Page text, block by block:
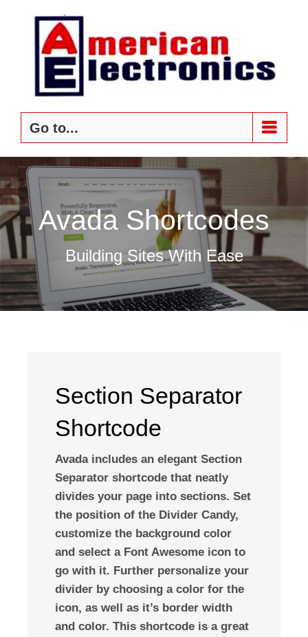
Go to...
Avada Shortcodes
Building Sites With Ease
Section Separator
Shortcode
Avada includes an elegant Section
Separator shortcode that neatly
divides your page into sections. Set
the position of the Divider Candy,
customize the background color
and select a Font Awesome icon to
go with it. Further personalize your
divider by choosing a color for the
icon, as well as it’s border width
and color. This shortcode is a great